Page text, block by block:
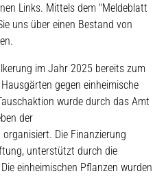
Links. Mittels dem "Meldeblatt
uns über einen Bestand von
im Jahr 2025 bereits zum
gegen einheimische
wurde durch das Amt
der
Die Finanzierung
unterstützt durch die
einheimischen Pflanzen wurden